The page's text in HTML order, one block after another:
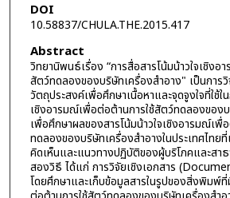
DOI
10.58837/CHULA.THE.2015.417
Abstract
วิทยานิพนธ์เรื่อง “การสื่อสารโน้มน้าวใจเชิงอ
สัตว์ทดลองของบริษัทเครื่องสำอาง" เป็นการ
วัตถุประสงค์เพื่อศึกษาเนื้อหาและจุดจูงใจที่ใช้ใ
เชิงอารมณ์เพื่อต่อต้านการใช้สัตว์ทดลองของ
เพื่อศึกษาผลของสารโน้มน้าวใจเชิงอารมณ์เพื่
ทดลองของบริษัทเครื่องสำอางในประเทศไท
คิดเห็นและแนวทางปฏิบัติของผู้บริโภคและสา
สองวิธี ได้แก่ การวิจัยเชิงเอกสาร
โดยศึกษาและเก็บข้อมูลสารในรูปของสิ่งพิมพ์